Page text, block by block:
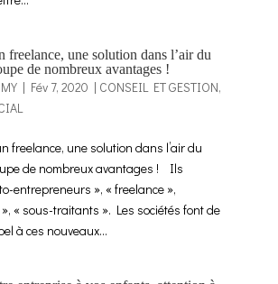
freelance, une solution dans l’air du
de nombreux avantages !
| Fév 7, 2020 | CONSEIL ET GESTION,
freelance, une solution dans l’air du
de nombreux avantages ! Ils
entrepreneurs », « freelance »,
« sous-traitants ». Les sociétés font de
à ces nouveaux...